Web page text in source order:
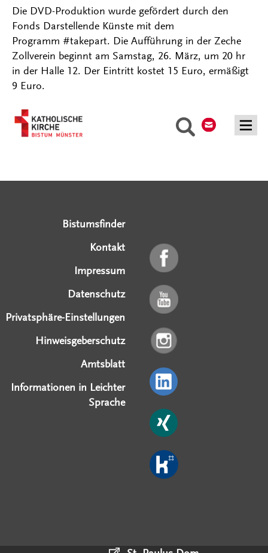
Suche
Die DVD-Produktion wurde gefördert durch den
Fonds Darstellende Künste mit dem
Programm #takepart. Die Aufführung in der Zeche
Zollverein beginnt am Samstag, 26. März, um 20 hr
in der Halle 12. Der Eintritt kostet 15 Euro, ermäßigt
9 Euro.
Bistumsfinder
Kontakt
Impressum
Datenschutz
Privatsphäre-Einstellungen
Hinweisgeberschutz
Amtsblatt
Informationen in Leichter
Sprache